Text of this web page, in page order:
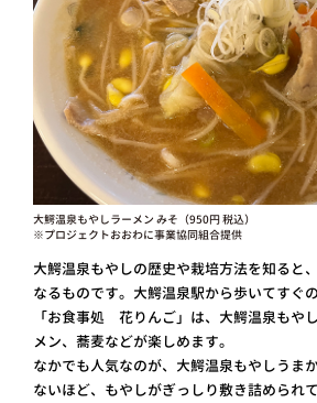
大鰐温泉もやしラーメン みそ（950円 税込）
※プロジェクトおおわに事業協同組合提供
大鰐温泉もやしの歴史や栽培方法を知ると
なるものです。大鰐温泉駅から歩いてすぐ
「お食事処 花りんご」は、大鰐温泉もや
メン、蕎麦などが楽しめます。
なかでも人気なのが、大鰐温泉もやしうま
ないほど、もやしがぎっしり敷き詰められ